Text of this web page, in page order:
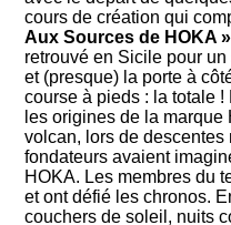
cours de création qui
Aux Sources de HOKA »
retrouvé en Sicile pour
et (presque) la porte à
course à pieds : la totale !
les origines de la marque
volcan, lors de
fondateurs avaient
HOKA. Les membres du
et ont défié les chronos.
couchers de soleil, nuits